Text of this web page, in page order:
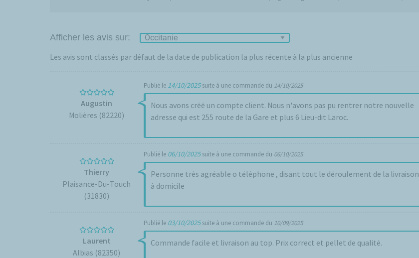
Afficher les avis sur:
Les avis sont classés par défaut de la date de publication la plus récente à la plus ancienne
Augustin
Molières (82220)
Publié le 14/10/2025suite à une commande du 14/10/2025
Nous avons créé un compte client. Nous n'avons pas pu rentrer notre nouvelle
adresse qui est 255 route de la Gare et plus 6 Lieu-dit Laroc.
Thierry
Plaisance-Du-Touch
(31830)
Publié le 06/10/2025suite à une commande du 06/10/2025
Personne très agréable o téléphone , disant tout le déroulement de la livraison
à domicile
Laurent
Albias (82350)
Publié le 03/10/2025suite à une commande du 10/09/2025
Commande facile et livraison au top. Prix correct et pellet de qualité.